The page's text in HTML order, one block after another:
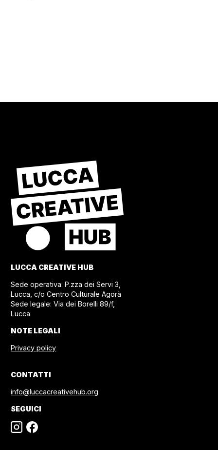
LUCCA CREATIVE HUB
Sede operativa: P.zza dei Servi 3,
Lucca, c/o Centro Culturale Agorà
Sede legale: Via dei Borelli 89/f,
Lucca
NOTE LEGALI
Privacy policy
CONTATTI
info@luccacreativehub.org
SEGUICI